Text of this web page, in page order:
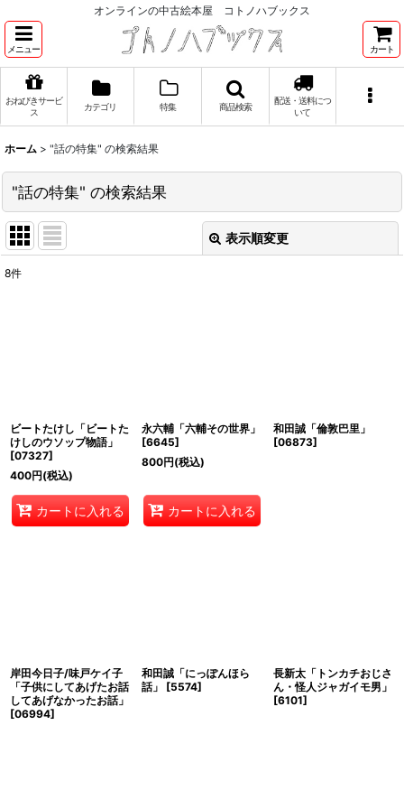
オンラインの中古絵本屋 コトノハブックス
メニュー カート
おねびきサービ
ス
カテゴリ 特集 商品検索
配送・送料につ
いて
ホーム > "話の特集" の検索結果
"話の特集" の検索結果
表示順変更
絞り込む
8件
ビートたけし「ビートた
けしのウソップ物語」
[07327]
400円(税込)
カートに入れる
永六輔「六輔その世界」
[6645]
800円(税込)
カートに入れる
和田誠「倫敦巴里」
[06873]
岸田今日子/味戸ケイ子
「子供にしてあげたお話
してあげなかったお話」
[06994]
和田誠「にっぽんほら
話」
[5574]
長新太「トンカチおじさ
ん・怪人ジャガイモ男」
[6101]